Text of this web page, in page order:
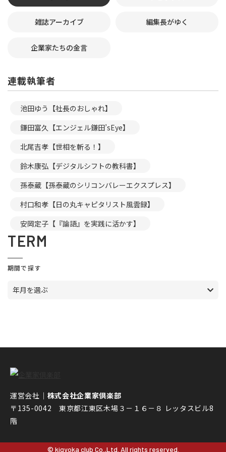
雑誌アーカイブ 編集長がゆく
企業家たちの金言
連載執筆者
池田ゆう【社長のおしゃれ】
鎌田富久【エンジェル鎌田’sEye】
北尾吉孝【世相を斬る！】
鈴木康弘【デジタルシフトの教科書】
孫泰蔵【孫泰蔵のシリコンバレーエクスプレス】
村口和孝【日の丸キャピタリスト風雲録】
安岡定子【『論語』を実践に活かす】
TERM
期間で探す
年月を選ぶ
運営会社｜ 株式会社企業家倶楽部
〒135-0042 東京都江東区木場３－１６－８ レッタスビル8
階
© kigyoka club Co.,Ltd. All rights reserved.